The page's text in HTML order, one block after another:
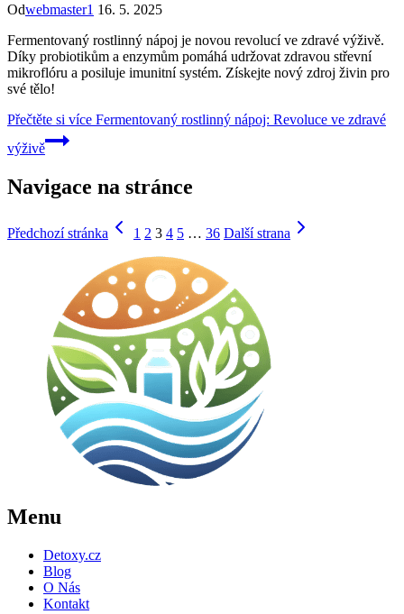
Odwebmaster1 16. 5. 2025
Fermentovaný rostlinný nápoj je novou revolucí ve zdravé výživě.
Díky probiotikům a enzymům pomáhá udržovat zdravou střevní
mikroflóru a posiluje imunitní systém. Získejte nový zdroj živin pro
své tělo!
Přečtěte si více Fermentovaný rostlinný nápoj: Revoluce ve zdravé
výživě
Navigace na stránce
Předchozí stránka 1 2 3 4 5 … 36 Další strana
Menu
Detoxy.cz
Blog
O Nás
Kontakt